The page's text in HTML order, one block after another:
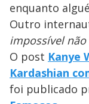
enquanto
Outro
impossível não
O post Kanye
Kardashian
foi publicado